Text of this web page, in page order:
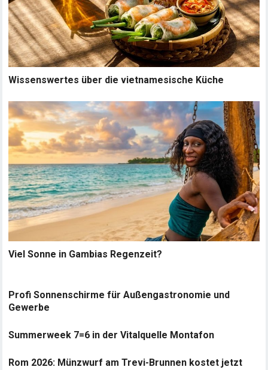
Wissenswertes über die vietnamesische Küche
Viel Sonne in Gambias Regenzeit?
Profi Sonnenschirme für Außengastronomie und
Gewerbe
Summerweek 7=6 in der Vitalquelle Montafon
Rom 2026: Münzwurf am Trevi-Brunnen kostet jetzt